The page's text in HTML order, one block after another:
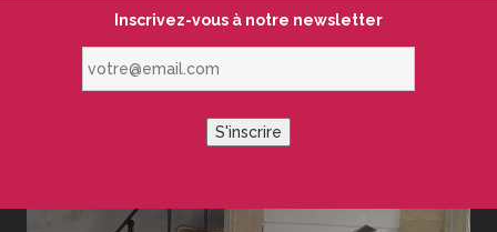
Inscrivez-vous à notre newsletter
S'inscrire